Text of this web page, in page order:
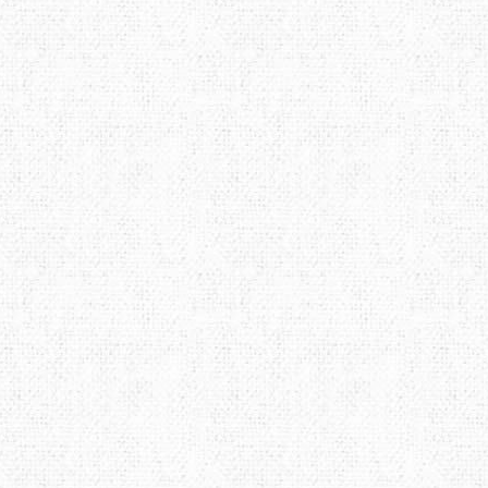
LOWE ALPINE LURBEL LYNX
MAILLON RAPIDE
POWERTEC
SOG STS
SCHOEFFEL SEA TO SUMMIT
SLAVNA STRAVA
TAZ
TERRA INCOGNITA TEVA